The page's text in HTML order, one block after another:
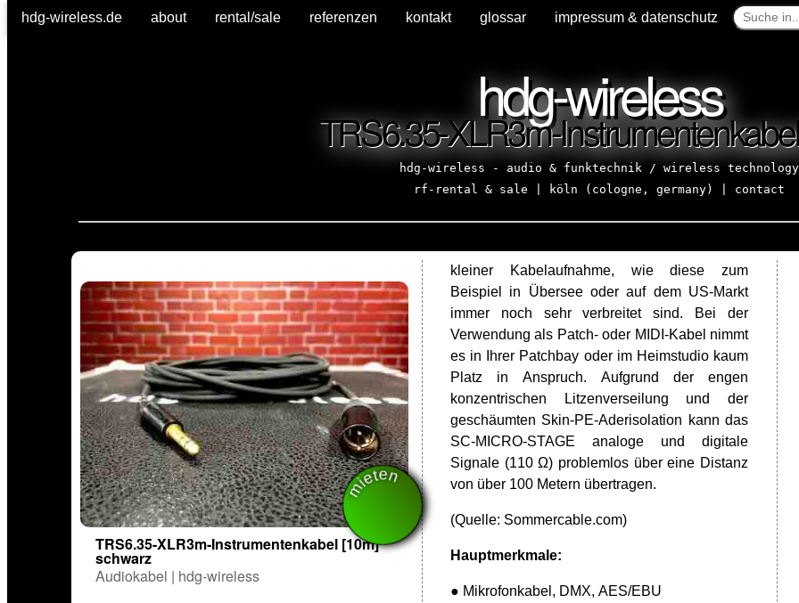
hdg-wireless.de about rental/sale referenzen kontakt glossar impressum & datenschutz
hdg-wireless
TRS6.35-XLR3m-
hdg-wireless - audio & funktechnik / wireless technology
rf-rental & sale | köln (cologne, germany) | contact
mieten
TRS6.35-XLR3m-Instrumentenkabel [10m]
schwarz
Audiokabel | hdg-wireless
kleiner Kabelaufnahme, wie diese zum
Beispiel in Übersee oder auf dem US-Markt
immer noch sehr verbreitet sind. Bei der
Verwendung als Patch- oder MIDI-Kabel nimmt
es in Ihrer Patchbay oder im Heimstudio kaum
Platz in Anspruch. Aufgrund der engen
konzentrischen Litzenverseilung und der
geschäumten Skin-PE-Aderisolation kann das
SC-MICRO-STAGE analoge und digitale
Signale (110 Ω) problemlos über eine Distanz
von über 100 Metern übertragen.
(Quelle: Sommercable.com)
Hauptmerkmale:
● Mikrofonkabel, DMX, AES/EBU